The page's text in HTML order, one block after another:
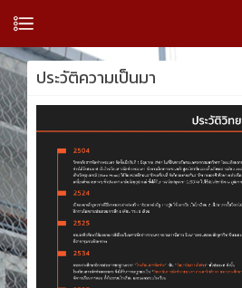
ประวัติความเป็นมา